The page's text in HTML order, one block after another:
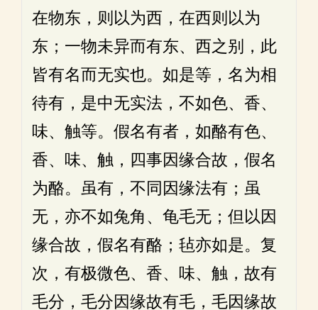
在物东，则以为西，在西则以为
东；一物未异而有东、西之别，此
皆有名而无实也。如是等，名为相
待有，是中无实法，不如色、香、
味、触等。假名有者，如酪有色、
香、味、触，四事因缘合故，假名
为酪。虽有，不同因缘法有；虽
无，亦不如兔角、龟毛无；但以因
缘合故，假名有酪；毡亦如是。复
次，有极微色、香、味、触，故有
毛分，毛分因缘故有毛，毛因缘故